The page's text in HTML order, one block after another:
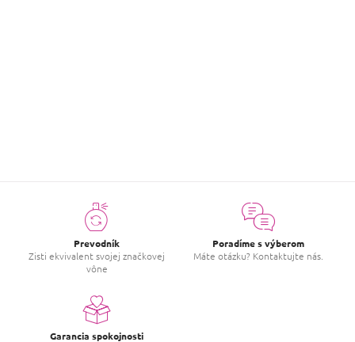
Prevodník
Zisti ekvivalent svojej značkovej
vône
Poradíme s výberom
Máte otázku? Kontaktujte nás.
Garancia spokojnosti